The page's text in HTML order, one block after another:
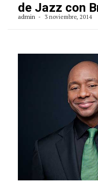
de Jazz con
admin 3 noviembre, 2014